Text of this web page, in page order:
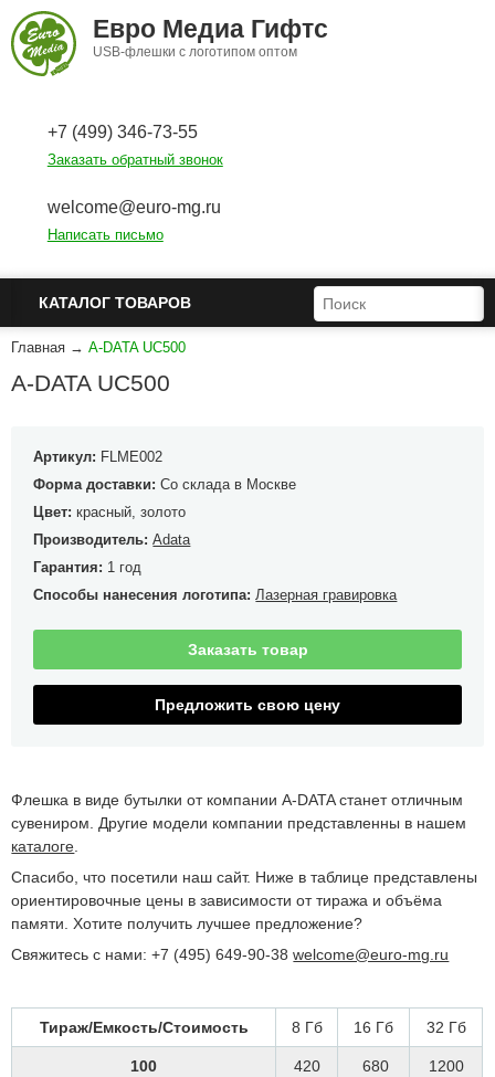
Перейти к основному содержанию
Евро Медиа Гифтс
USB-флешки с логотипом оптом
+7 (499) 346-73-55
Заказать обратный звонок
welcome@euro-mg.ru
Написать письмо
КАТАЛОГ ТОВАРОВ ФОРМА ПОИСКА
ПОИСК
Главная → A-DATA UC500
A-DATA UC500
Артикул: FLME002
Форма доставки:Со склада в Москве
Цвет:красный, золото
Производитель:Adata
Гарантия: 1 год
Способы нанесения логотипа: Лазерная гравировка
Заказать товар
Предложить свою цену
Флешка в виде бутылки от компании A-DATA станет отличным
сувениром. Другие модели компании представленны в нашем
каталоге.
Спасибо, что посетили наш сайт. Ниже в таблице представлены
ориентировочные цены в зависимости от тиража и объёма
памяти. Хотите получить лучшее предложение?
Свяжитесь с нами: +7 (495) 649-90-38welcome@euro-mg.ru
Тираж/Емкость/Стоимость 8 Гб 16 Гб 32 Гб
100 420 680 1200